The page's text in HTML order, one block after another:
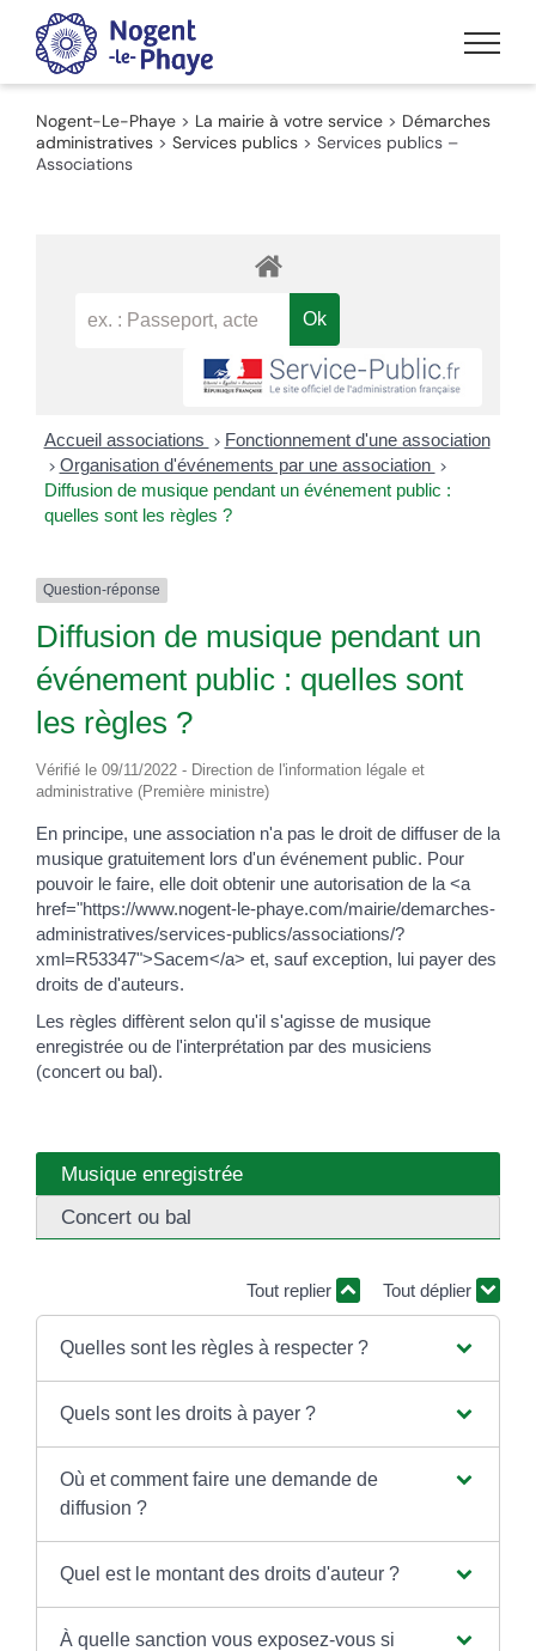
Passer
contenu
Nogent-Le-Phaye > La mairie à votre service > Démarches
administratives > Services publics > Services publics –
Associations
Accueil associations > Fonctionnement d'une association
> Organisation d'événements par une association >
Diffusion de musique pendant un événement public :
quelles sont les règles ?
Question-réponse
Diffusion de musique pendant un
événement public : quelles sont
les règles ?
Vérifié le 09/11/2022 - Direction de l'information légale et
administrative (Première ministre)
En principe, une association n'a pas le droit de diffuser de la
musique gratuitement lors d'un événement public. Pour
pouvoir le faire, elle doit obtenir une autorisation de la <a
href="https://www.nogent-le-phaye.com/mairie/demarches-
administratives/services-publics/associations/?
xml=R53347">Sacem</a> et, sauf exception, lui payer des
droits de d'auteurs.
Les règles diffèrent selon qu'il s'agisse de musique
enregistrée ou de l'interprétation par des musiciens
(concert ou bal).
Musique enregistrée
Concert ou bal
Tout replier Tout déplier
Quelles sont les règles à respecter ?
Quels sont les droits à payer ?
Où et comment faire une demande de
diffusion ?
Quel est le montant des droits d'auteur ?
À quelle sanction vous exposez-vous si